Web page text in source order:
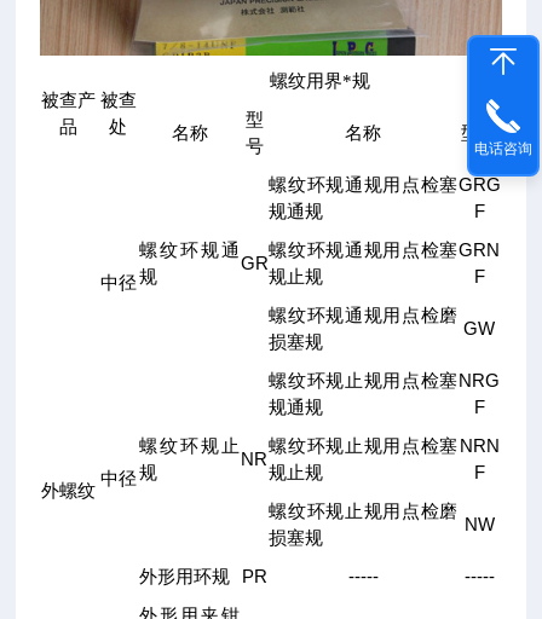
被查产
品
被查
处
螺纹用界*规
名称
型
号
名称 型号
外螺纹
中径
螺纹环规通
规
GR
螺纹环规通规用点检塞
规通规
GRG
F
螺纹环规通规用点检塞
规止规
GRN
F
螺纹环规通规用点检磨
损塞规
GW
中径
螺纹环规止
规
NR
螺纹环规止规用点检塞
规通规
NRG
F
螺纹环规止规用点检塞
规止规
NRN
F
螺纹环规止规用点检磨
损塞规
NW
外形用环规 PR ----- -----
外形用夹钳
电话咨询